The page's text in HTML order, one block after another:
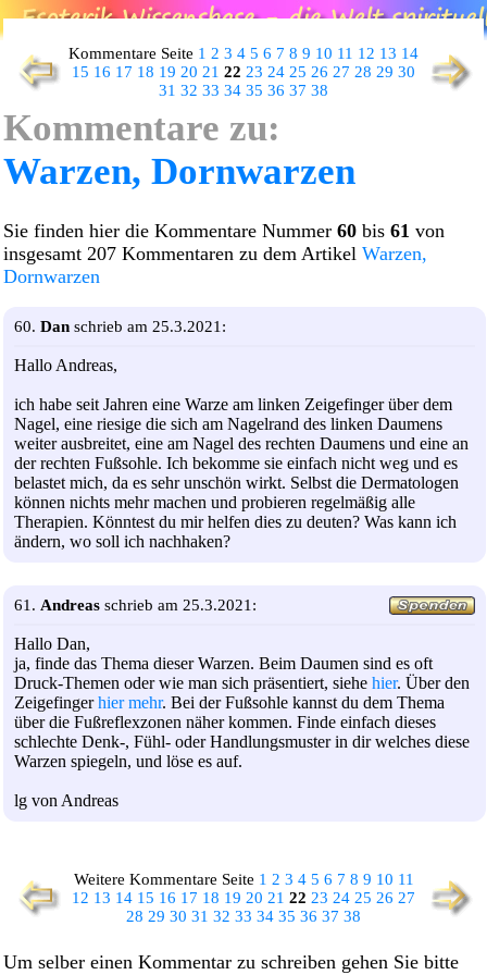
Kommentare Seite 1 2 3 4 5 6 7 8 9 10 11 12 13 14
15 16 17 18 19 20 21 22 23 24 25 26 27 28 29 30
31 32 33 34 35 36 37 38
Kommentare zu:
Warzen, Dornwarzen
Sie finden hier die Kommentare Nummer 60 bis 61 von
insgesamt 207 Kommentaren zu dem Artikel Warzen,
Dornwarzen
60. Dan schrieb am 25.3.2021:
Hallo Andreas,
ich habe seit Jahren eine Warze am linken Zeigefinger über dem
Nagel, eine riesige die sich am Nagelrand des linken Daumens
weiter ausbreitet, eine am Nagel des rechten Daumens und eine an
der rechten Fußsohle. Ich bekomme sie einfach nicht weg und es
belastet mich, da es sehr unschön wirkt. Selbst die Dermatologen
können nichts mehr machen und probieren regelmäßig alle
Therapien. Könntest du mir helfen dies zu deuten? Was kann ich
ändern, wo soll ich nachhaken?
61. Andreas schrieb am 25.3.2021:
Hallo Dan,
ja, finde das Thema dieser Warzen. Beim Daumen sind es oft
Druck-Themen oder wie man sich präsentiert, siehe hier. Über den
Zeigefingerhier mehr. Bei der Fußsohle kannst du dem Thema
über die Fußreflexzonen näher kommen. Finde einfach dieses
schlechte Denk-, Fühl- oder Handlungsmuster in dir welches diese
Warzen spiegeln, und löse es auf.
lg von Andreas
Weitere Kommentare Seite 1 2 3 4 5 6 7 8 9 10 11
12 13 14 15 16 17 18 19 20 21 22 23 24 25 26 27
28 29 30 31 32 33 34 35 36 37 38
Um selber einen Kommentar zu schreiben gehen Sie bitte